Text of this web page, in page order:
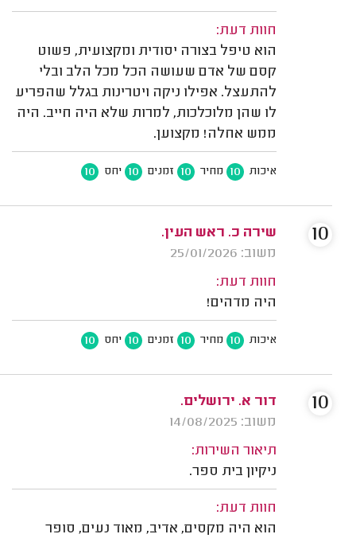
חוות דעת:
הוא טיפל בצורה יסודית ומקצועית, פשוט
קסם של אדם שעושה הכל מכל הלב ובלי
להתעצל. אפילו ניקה ויטרינות בגלל שהפריע
לו שהן מלוכלכות, למרות שלא היה חייב. היה
ממש אחלה! מקצוען.
איכות 10 מחיר 10 זמנים 10 יחס 10
שירה כ. ראש העין.
משוב: 25/01/2026
חוות דעת:
היה מדהים!
איכות 10 מחיר 10 זמנים 10 יחס 10
10
דור א. ירושלים.
משוב: 14/08/2025
תיאור השירות:
ניקיון בית ספר.
חוות דעת:
הוא היה מקסים, אדיב, מאוד נעים, סופר
10